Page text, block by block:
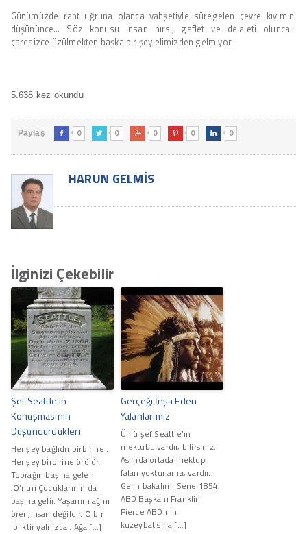
Günümüzde rant uğruna olanca vahşetiyle süregelen çevre kıyımını
düşününce… Söz konusu insan hırsı, gaflet ve delaleti olunca…
çaresizce üzülmekten başka bir şey elimizden gelmiyor.
5.638 kez okundu
Paylaş  0  0  0  0  0
HARUN GELMIS
İlginizi Çekebilir
Şef Seattle’ın
Konuşmasının
Düşündürdükleri
Her şey bağlıdır birbirine .
Her şey birbirine örülür.
Toprağın başına gelen
,O’nun Çocuklarının da
başına gelir. Yaşamın ağını
ören,insan değildir. O bir
ipliktir yalnızca . Ağa […]
Gerçeği İnşa Eden
Yalanlarımız
Ünlü şef Seattle’ın
mektubu vardır, bilirsiniz.
Aslında ortada mektup
falan yoktur ama, vardır.
Gelin bakalım. Sene 1854,
ABD Başkanı Franklin
Pierce ABD’nin
kuzeybatısına […]